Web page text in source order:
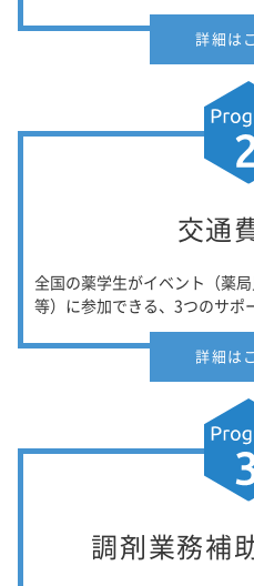
詳細は
交通
全国の薬学生がイベント（薬
等）に参加できる、3つのサポ
詳細は
調剤業務補